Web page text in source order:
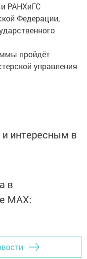
РАНХиГС
Федерации,
пройдёт
управления
интересным в
в
MАХ: